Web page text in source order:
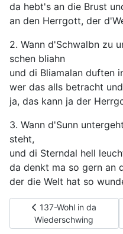
da hebt's an die Brust
an den Herrgott, der
2. Wann d'Schwalbn zu
schen bliahn
und di Bliamalan duften
wer das alls betracht
ja, das kann ja der
3. Wann d'Sunn
steht,
und di Sterndal hell
da denkt ma so gern an
der die Welt hat so
Vorheriger Beitrag:
137-Wohl in da
Wiederschwing